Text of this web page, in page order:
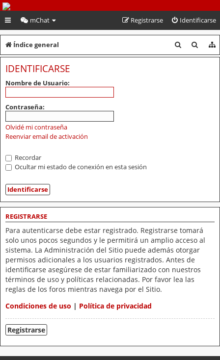
PeruVoley.com
mChat Identificarse
Registrarse
Índice general
u
u
IDENTIFICARSE
Nombre de Usuario:
Contraseña:
Olvidé mi contraseña
Reenviar email de activación
Recordar
Ocultar mi estado de conexión en esta sesión
REGISTRARSE
Para autenticarse debe estar registrado. Registrarse tomará
solo unos pocos segundos y le permitirá un amplio acceso al
sistema. La Administración del Sitio puede además otorgar
permisos adicionales a los usuarios registrados. Antes de
identificarse asegúrese de estar familiarizado con nuestros
términos de uso y políticas relacionadas. Por favor lea las
reglas de los foros mientras navega por el Sitio.
Condiciones de uso | Política de privacidad
Registrarse